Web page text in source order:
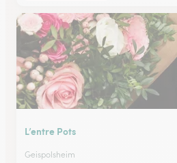
L’entre Pots
Geispolsheim